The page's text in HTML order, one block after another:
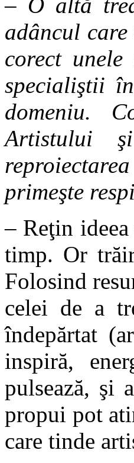
adâncul
corect
specialiştii
domeniu.
Artistului şi
primeşte
– Reţin
timp. Or
Folosind
celei de a
îndepărtat
inspiră,
pulsează, şi
propui pot
care tinde